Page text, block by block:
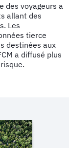
des voyageurs a
allant des
Les
tierce
destinées aux
a diffusé plus